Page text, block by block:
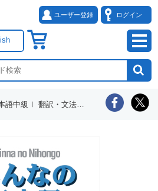
ユーザー登録 ログイン
級Ⅰ 翻訳・文法解説 韓国語版